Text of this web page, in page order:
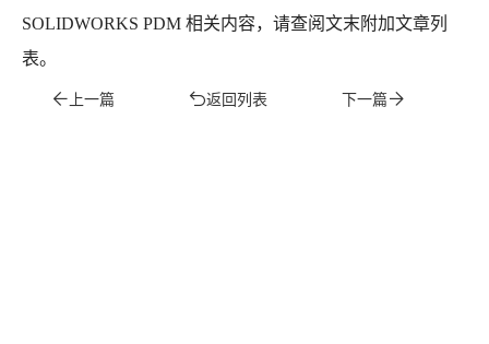
SOLIDWORKS PDM 相关内容，请查阅文末附加文章列
表。
上一篇 返回列表 下一篇